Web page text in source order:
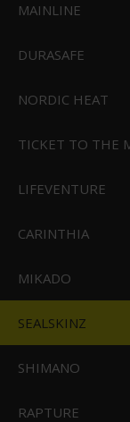
MAINLINE
DURASAFE
NORDIC HEAT
TICKET TO THE
LIFEVENTURE
CARINTHIA
MIKADO
SEALSKINZ
SHIMANO
RAPTURE